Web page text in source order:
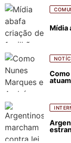
Mídia